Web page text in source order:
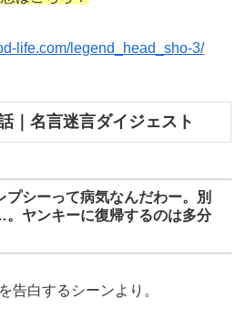
life.com/legend_head_sho-3/
｜名言迷言ダイジェスト
プシーって病気なんだわー。別
。 ヤンキーに復帰するのは多分
告白するシーンより。